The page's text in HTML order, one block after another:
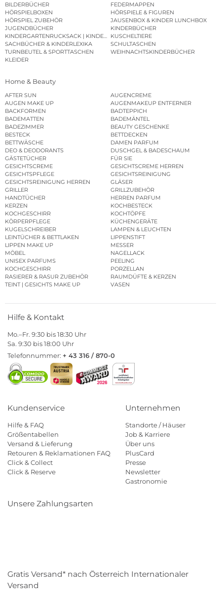
BILDERBÜCHER
FEDERMAPPEN
HÖRSPIELBOXEN
HÖRSPIELE & FIGUREN
HÖRSPIEL ZUBEHÖR
JAUSENBOX & KINDER LUNCHBOX
JUGENDBÜCHER
KINDERBÜCHER
KINDERGARTENRUCKSACK | KINDERGARTENBEUTEL
KUSCHELTIERE
SACHBÜCHER & KINDERLEXIKA
SCHULTASCHEN
TURNBEUTEL & SPORTTASCHEN
WEIHNACHTSKINDERBÜCHER
KLEIDER
Home & Beauty
AFTER SUN
AUGENCREME
AUGEN MAKE UP
AUGENMAKEUP ENTFERNER
BACKFORMEN
BADTEPPICH
BADEMATTEN
BADEMÄNTEL
BADEZIMMER
BEAUTY GESCHENKE
BESTECK
BETTDECKEN
BETTWÄSCHE
DAMEN PARFUM
DEO & DEODORANTS
DUSCHGEL & BADESCHAUM
GÄSTETÜCHER
FÜR SIE
GESICHTSCREME
GESICHTSCREME HERREN
GESICHTSPFLEGE
GESICHTSREINIGUNG
GESICHTSREINIGUNG HERREN
GLÄSER
GRILLER
GRILLZUBEHÖR
HANDTÜCHER
HERREN PARFUM
KERZEN
KOCHBESTECK
KOCHGESCHIRR
KOCHTÖPFE
KÖRPERPFLEGE
KÜCHENGERÄTE
KUGELSCHREIBER
LAMPEN & LEUCHTEN
LEINTÜCHER & BETTLAKEN
LIPPENSTIFT
LIPPEN MAKE UP
MESSER
MÖBEL
NAGELLACK
UNISEX PARFUMS
PEELING
KOCHGESCHIRR
PORZELLAN
RASIERER & RASUR ZUBEHÖR
RAUMDÜFTE & KERZEN
TEINT | GESICHTS MAKE UP
VASEN
Hilfe & Kontakt
Mo.–Fr. 9:30 bis 18:30 Uhr
Sa. 9:30 bis 18:00 Uhr
Telefonnummer: + 43 316 / 870-0
Kundenservice
Hilfe & FAQ
Größentabellen
Versand & Lieferung
Retouren & Reklamationen FAQ
Click & Collect
Click & Reserve
Unternehmen
Standorte / Häuser
Job & Karriere
Über uns
PlusCard
Presse
Newsletter
Gastronomie
Unsere Zahlungsarten
Gratis Versand* nach Österreich Internationaler
Versand